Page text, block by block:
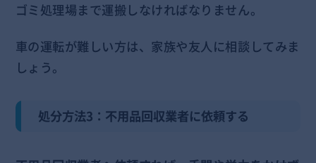
ゴミ処理場まで運搬しなければなりません。
車の運転が難しい方は、家族や友人に相談してみま
しょう。
処分方法3：不用品回収業者に依頼する